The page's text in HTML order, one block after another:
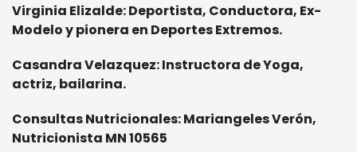
Virginia Elizalde: Deportista, Conductora, Ex-
Modelo y pionera en Deportes Extremos.
Casandra Velazquez: Instructora de Yoga,
actriz, bailarina.
Consultas Nutricionales: Mariangeles Verón,
Nutricionista MN 10565